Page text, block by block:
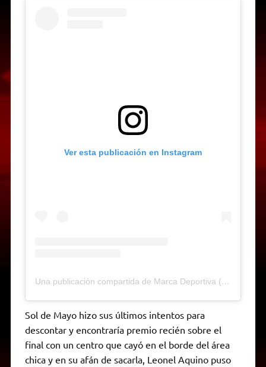
Ver esta publicación en Instagram
Una publicación compartida de Marca Deportiva (@marcadeportivamdp)
Sol de Mayo hizo sus últimos intentos para
descontar y encontraría premio recién sobre el
final con un centro que cayó en el borde del área
chica y en su afán de sacarla, Leonel Aquino puso